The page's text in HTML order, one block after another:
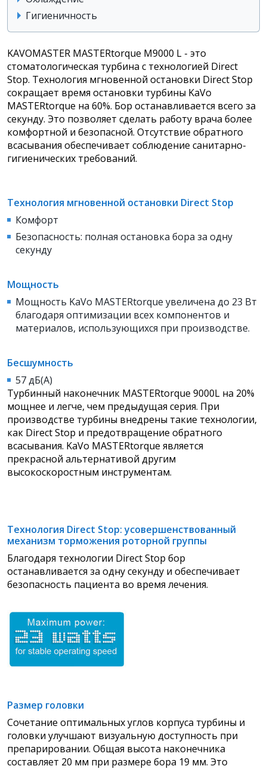
Гигиеничность
KAVOMASTER MASTERtorque M9000 L - это
стоматологическая турбина с технологией Direct
Stop. Технология мгновенной остановки Direct Stop
сокращает время остановки турбины KaVo
MASTERtorque на 60%. Бор останавливается всего за
секунду. Это позволяет сделать работу врача более
комфортной и безопасной. Отсутствие обратного
всасывания обеспечивает соблюдение санитарно-
гигиенических требований.
Технология мгновенной остановки Direct Stop
Комфорт
Безопасность: полная остановка бора за одну
секунду
Мощность
Мощность KaVo MASTERtorque увеличена до 23 Вт
благодаря оптимизации всех компонентов и
материалов, использующихся при производстве.
Бесшумность
57 дБ(A)
Турбинный наконечник MASTERtorque 9000L на 20%
мощнее и легче, чем предыдущая серия. При
производстве турбины внедрены такие технологии,
как Direct Stop и предотвращение обратного
всасывания. KaVo MASTERtorque является
прекрасной альтернативой другим
высокоскоростным инструментам.
Технология Direct Stop: усовершенствованный
механизм торможения роторной группы
Благодаря технологии Direct Stop бор
останавливается за одну секунду и обеспечивает
безопасность пациента во время лечения.
Размер головки
Сочетание оптимальных углов корпуса турбины и
головки улучшают визуальную доступность при
препарировании. Общая высота наконечника
составляет 20 мм при размере бора 19 мм. Это